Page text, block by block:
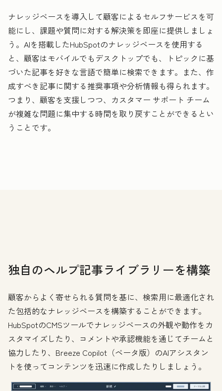
ナレッジベースを導入して顧客によるセルフサービスを可
能にし、課題や質問に対する解決策を即座に提供しましょ
う。AIを搭載したHubSpotのナレッジベースを使用する
と、顧客はモバイルでもデスクトップでも、トピックに基
づいた記事を好きな言語で簡単に検索できます。また、作
成すべき記事に関する推奨事項や分析情報も得られます。
つまり、顧客を支援しつつ、カスタマー サポート チーム
が複雑な問題に集中する時間を取り戻すことができるとい
うことです。
独自のヘルプ記事ライブラリーを構築
顧客からよく寄せられる質問を基に、検索用に最適化され
た包括的なナレッジベースを構築することができます。
HubSpotのCMSツールでナレッジベースの外観や動作をカ
スタマイズしたり、コメントや承認機能を通じてチームと
協力したり、Breeze Copilot（ベータ版）のAIアシスタン
トを使ってコンテンツを迅速に作成したりしましょう。